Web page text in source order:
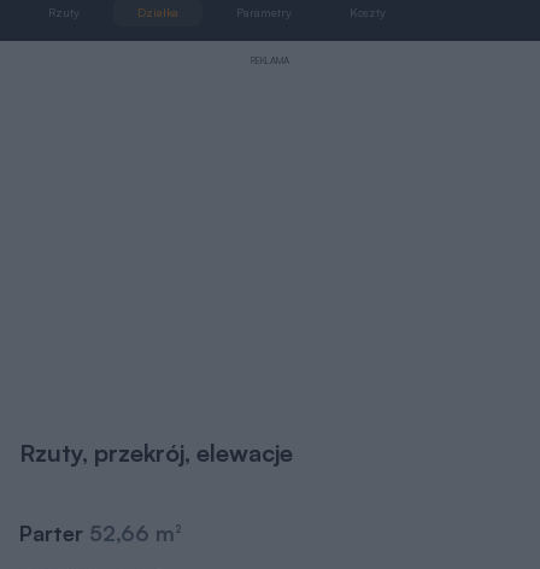
Rzuty Działka Parametry Koszty
REKLAMA
Rzuty, przekrój, elewacje
Parter 52,66 m2